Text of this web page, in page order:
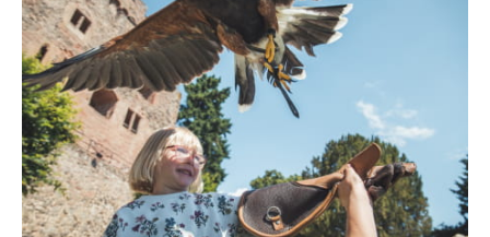
www.nigloland.fr
Openingsschema
Het park is geopend van 4 april tot 1 november 2025,
volgens de kalender die beschikbaar is op
www.nigloland.fr.